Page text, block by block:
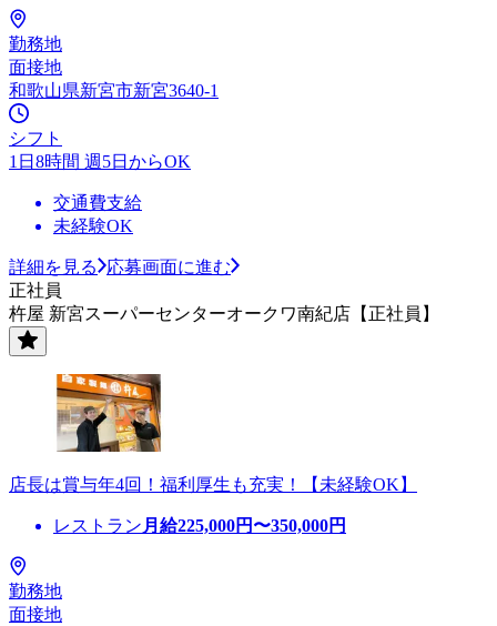
勤務地
面接地
和歌山県新宮市新宮3640-1
シフト
1日8時間 週5日からOK
交通費支給
未経験OK
詳細を見る
応募画面に進む
正社員
杵屋 新宮スーパーセンターオークワ南紀店【正社員】
店長は賞与年4回！福利厚生も充実！【未経験OK】
レストラン 月給225,000円〜350,000円
勤務地
面接地